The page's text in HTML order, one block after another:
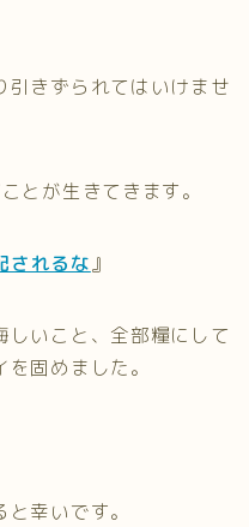
引きずられてはいけませ
とが生きてきます。
されるな』
いこと、全部糧にして
固めました。
幸いです。